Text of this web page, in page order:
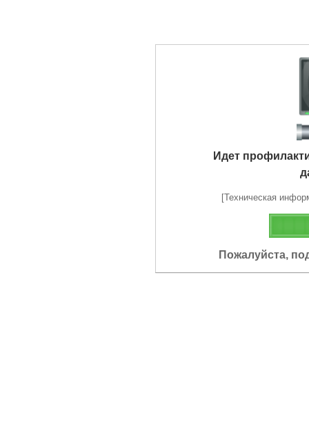
Идет
[Техническая
Пожалуйста,